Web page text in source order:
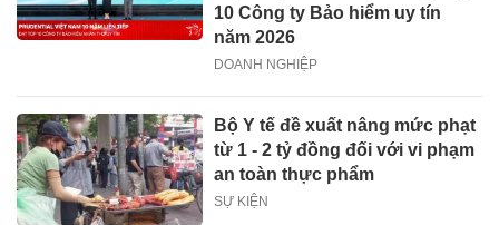
10 Công ty Bảo hiểm uy tín
năm 2026
DOANH NGHIỆP
Bộ Y tế đề xuất nâng mức phạt
từ 1 - 2 tỷ đồng đối với vi phạm
an toàn thực phẩm
SỰ KIỆN